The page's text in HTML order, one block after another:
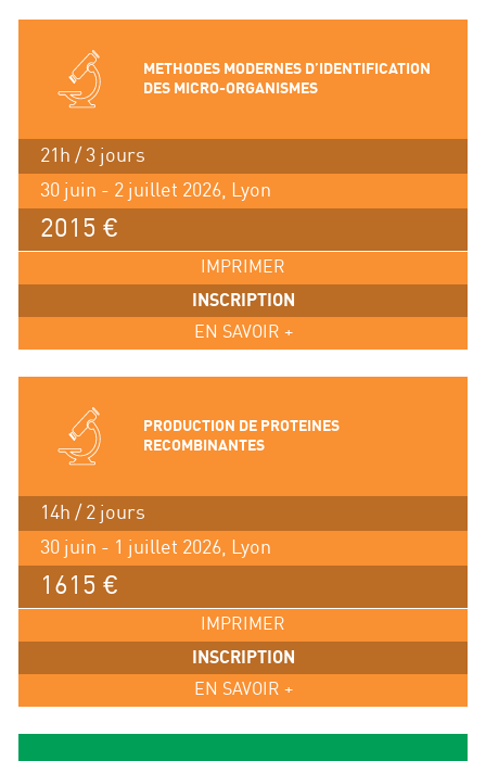
METHODES MODERNES D’IDENTIFICATION
DES MICRO-ORGANISMES
21h / 3 jours
30 juin - 2 juillet 2026, Lyon
2015 €
IMPRIMER
INSCRIPTION
EN SAVOIR +
PRODUCTION DE PROTEINES
RECOMBINANTES
14h / 2 jours
30 juin - 1 juillet 2026, Lyon
1615 €
IMPRIMER
INSCRIPTION
EN SAVOIR +